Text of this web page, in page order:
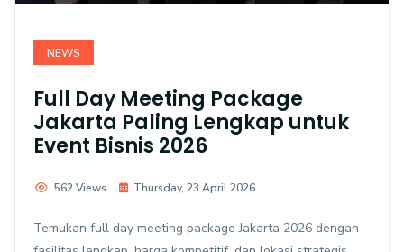
NEWS
Full Day Meeting Package
Jakarta Paling Lengkap untuk
Event Bisnis 2026
562 Views Thursday, 23 April 2026
Temukan full day meeting package Jakarta 2026 dengan